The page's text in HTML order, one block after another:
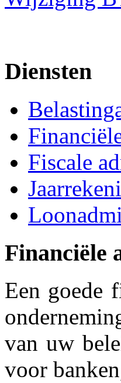
Diensten
Fiscale
Financiële
Een goede
van uw
voor